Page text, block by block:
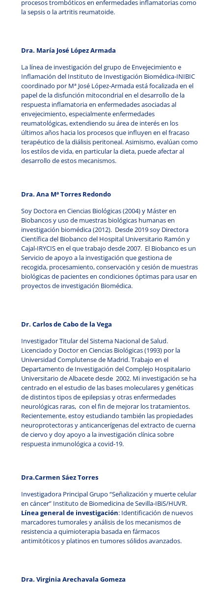
procesos trombóticos en enfermedades inflamatorias como
la sepsis o la artritis reumatoide.
Dra. María José López Armada
La línea de investigación del grupo de Envejecimiento e
Inflamación del Instituto de Investigación Biomédica-INIBIC
coordinado por Mª José López-Armada está focalizada en el
papel de la disfunción mitocondrial en el desarrollo de la
respuesta inflamatoria en enfermedades asociadas al
envejecimiento, especialmente enfermedades
reumatológicas, extendiendo su área de interés en los
últimos años hacia los procesos que influyen en el fracaso
terapéutico de la diálisis peritoneal. Asimismo, evalúan como
los estilos de vida, en particular la dieta, puede afectar al
desarrollo de estos mecanismos.
Dra. Ana Mª Torres Redondo
Soy Doctora en Ciencias Biológicas (2004) y Máster en
Biobancos y uso de muestras biológicas humanas en
investigación biomédica (2012). Desde 2019 soy Directora
Científica del Biobanco del Hospital Universitario Ramón y
Cajal-IRYCIS en el que trabajo desde 2007. El Biobanco es un
Servicio de apoyo a la investigación que gestiona de
recogida, procesamiento, conservación y cesión de muestras
biológicas de pacientes en condiciones óptimas para usar en
proyectos de investigación Biomédica.
Dr. Carlos de Cabo de la Vega
Investigador Titular del Sistema Nacional de Salud.
Licenciado y Doctor en Ciencias Biológicas (1993) por la
Universidad Complutense de Madrid. Trabajo en el
Departamento de Investigación del Complejo Hospitalario
Universitario de Albacete desde 2002. Mi investigación se ha
centrado en el estudio de las bases moleculares y genéticas
de distintos tipos de epilepsias y otras enfermedades
neurológicas raras, con el fin de mejorar los tratamientos.
Recientemente, estoy estudiando también las propiedades
neuroprotectoras y anticancerígenas del extracto de cuerna
de ciervo y doy apoyo a la investigación clínica sobre
respuesta inmunológica a covid-19.
Dra.Carmen Sáez Torres
Investigadora Principal Grupo “Señalización y muerte celular
en cáncer” Instituto de Biomedicina de Sevilla-IBiS/HUVR.
Línea general de investigación: Identificación de nuevos
marcadores tumorales y análisis de los mecanismos de
resistencia a quimioterapia basada en fármacos
antimitóticos y platinos en tumores sólidos avanzados.
Dra. Virginia Arechavala Gomeza